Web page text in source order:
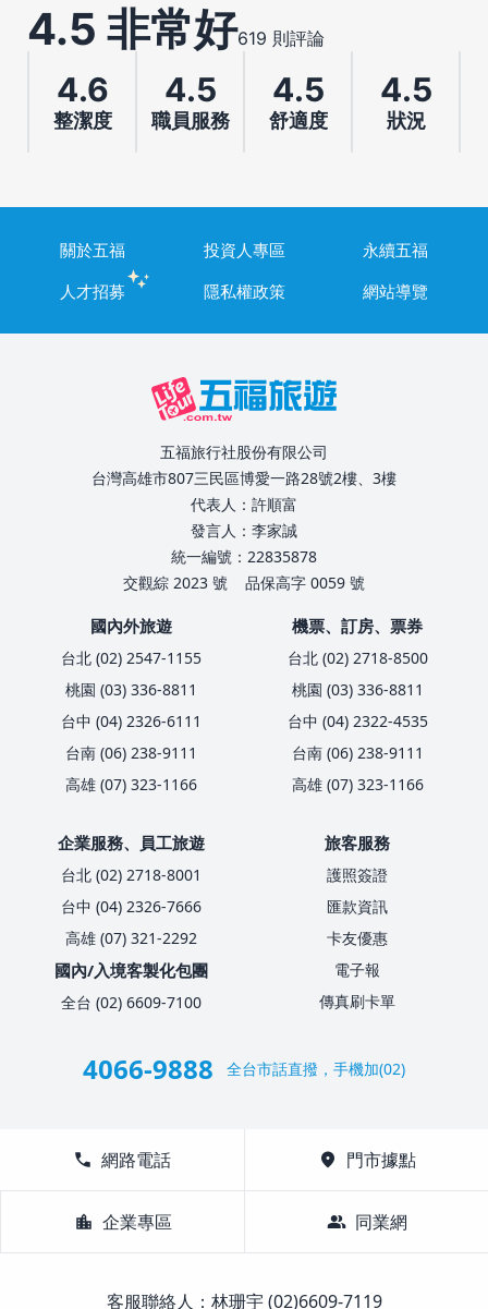
4.5 非常好619 則評論
4.6
整潔度
4.5
職員服務
4.5
舒適度
4.5
狀況
關於五福 投資人專區
永續五福
人才招募
隱私權政策 網站導覽
五福旅行社股份有限公司
台灣高雄市807三民區博愛一路28號2樓、3樓
代表人：許順富
發言人：李家誠
統一編號：22835878
交觀綜 2023 號
品保高字 0059 號
國內外旅遊
台北 (02) 2547-1155
桃園 (03) 336-8811
台中 (04) 2326-6111
台南 (06) 238-9111
高雄 (07) 323-1166
機票、訂房、票券
台北 (02) 2718-8500
桃園 (03) 336-8811
台中 (04) 2322-4535
台南 (06) 238-9111
高雄 (07) 323-1166
企業服務、員工旅遊
台北 (02) 2718-8001
台中 (04) 2326-7666
高雄 (07) 321-2292
國內/入境客製化包團
全台 (02) 6609-7100
旅客服務
護照簽證
匯款資訊
卡友優惠
電子報
傳真刷卡單
4066-9888 全台市話直撥，手機加(02)
call 網路電話 location_on 門市據點
location_city 企業專區 group 同業網
客服聯絡人：林珊宇 (02)6609-7119